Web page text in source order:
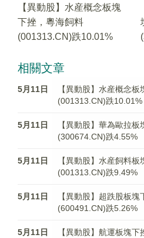
【異動股】水産概念板塊
下挫，粵海飼料
(001313.CN)跌10.01%
相關文章
5月11日
【異動股】水産概念
(001313.CN)跌10.01%
5月11日
【異動股】華為歐拉
(300674.CN)跌4.55%
5月11日
【異動股】水産飼料
(001313.CN)跌9.49%
5月11日
【異動股】超跌股板
(600491.CN)跌5.26%
5月11日
【異動股】航運板塊